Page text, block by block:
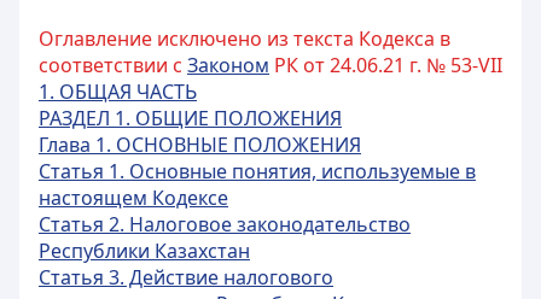
Оглавление исключено из текста Кодекса в
соответствии с Законом РК от 24.06.21 г. № 53-VII
1. ОБЩАЯ ЧАСТЬ
РАЗДЕЛ 1. ОБЩИЕ ПОЛОЖЕНИЯ
Глава 1. ОСНОВНЫЕ ПОЛОЖЕНИЯ
Статья 1. Основные понятия, используемые в
настоящем Кодексе
Статья 2. Налоговое законодательство
Республики Казахстан
Статья 3. Действие налогового